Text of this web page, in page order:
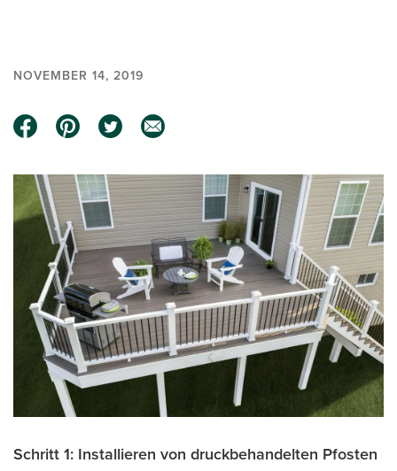
NOVEMBER 14, 2019
Schritt 1: Installieren von druckbehandelten Pfosten